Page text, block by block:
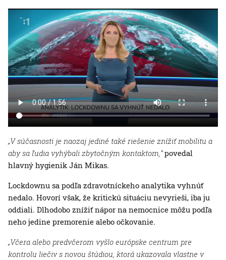
„V súčasnosti je naozaj jediné také riešenie znížiť mobilitu a
aby sa ľudia vyhýbali zbytočným kontaktom,“povedal
hlavný hygienik Ján Mikas.
Lockdownu sa podľa zdravotníckeho analytika vyhnúť
nedalo. Hovorí však, že kritickú situáciu nevyrieši, iba ju
oddiali. Dlhodobo znížiť nápor na nemocnice môžu podľa
neho jedine premorenie alebo očkovanie.
„Včera alebo predvčerom vyšlo európske centrum pre
kontrolu liečiv s novou štúdiou, ktorá ukazovala vlastne v